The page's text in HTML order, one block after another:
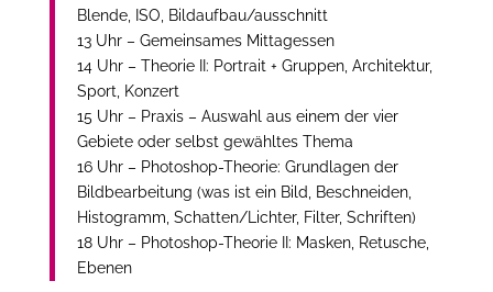
Blende, ISO, Bildaufbau/ausschnitt
13 Uhr – Gemeinsames Mittagessen
14 Uhr – Theorie II: Portrait + Gruppen, Architektur,
Sport, Konzert
15 Uhr – Praxis – Auswahl aus einem der vier
Gebiete oder selbst gewähltes Thema
16 Uhr – Photoshop-Theorie: Grundlagen der
Bildbearbeitung (was ist ein Bild, Beschneiden,
Histogramm, Schatten/Lichter, Filter, Schriften)
18 Uhr – Photoshop-Theorie II: Masken, Retusche,
Ebenen